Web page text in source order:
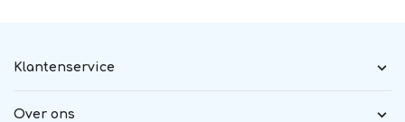
Klantenservice
Over ons